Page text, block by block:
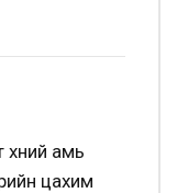
амь
цахим